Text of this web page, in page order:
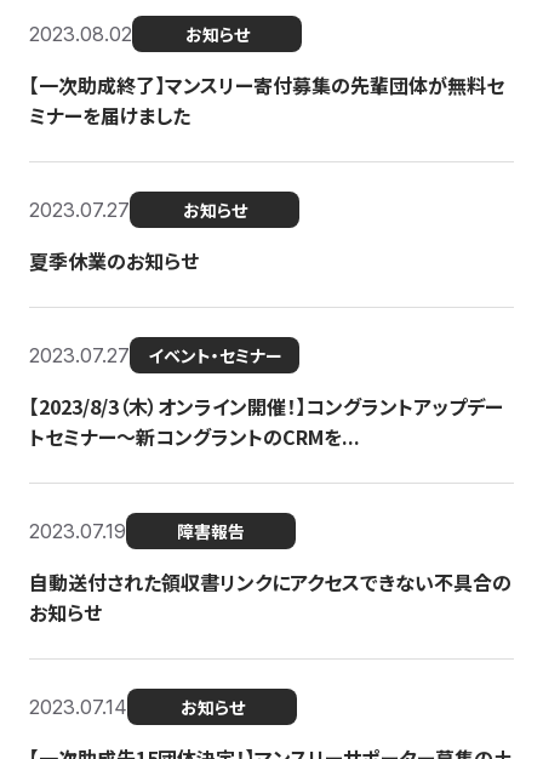
2023.08.02 お知らせ
【一次助成終了】マンスリー寄付募集の先輩団体が無料セ
ミナーを届けました
2023.07.27 お知らせ
夏季休業のお知らせ
2023.07.27 イベント・セミナー
【2023/8/3（木）オンライン開催！】コングラントアップデー
トセミナー〜新コングラントのCRMを...
2023.07.19 障害報告
自動送付された領収書リンクにアクセスできない不具合の
お知らせ
2023.07.14 お知らせ